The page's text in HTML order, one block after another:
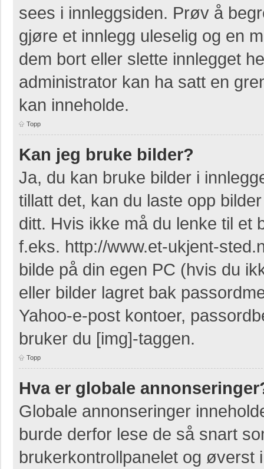
sees i innleggsiden. Prøv å
gjøre et innlegg uleselig og en
dem bort eller slette innlegget
administrator kan ha satt en
kan inneholde.
Topp
Kan jeg bruke bilder?
Ja, du kan bruke bilder i
tillatt det, kan du laste opp
ditt. Hvis ikke må du lenke til et
f.eks. http://www.et-ukjent-
bilde på din egen PC (hvis du
eller bilder lagret bak
Yahoo-e-post kontoer,
bruker du [img]-taggen.
Topp
Hva er globale
Globale annonseringer
burde derfor lese de så snart
brukerkontrollpanelet og øverst